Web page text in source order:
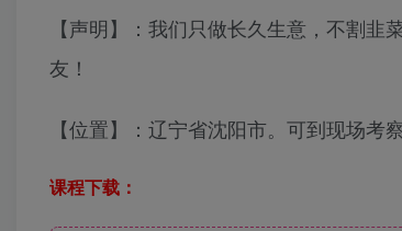
【声明】：我们只做长久生意，不割
友！
【位置】：辽宁省沈阳市。可到现场考
课程下载：